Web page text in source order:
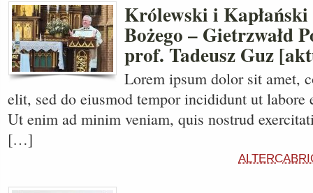
Królewski i
Bożego – Gietrzwałd
prof. Tadeusz Guz
Lorem ipsum dolor sit amet,
elit, sed do eiusmod tempor incididunt ut labore
Ut enim ad minim veniam, quis nostrud
[…]